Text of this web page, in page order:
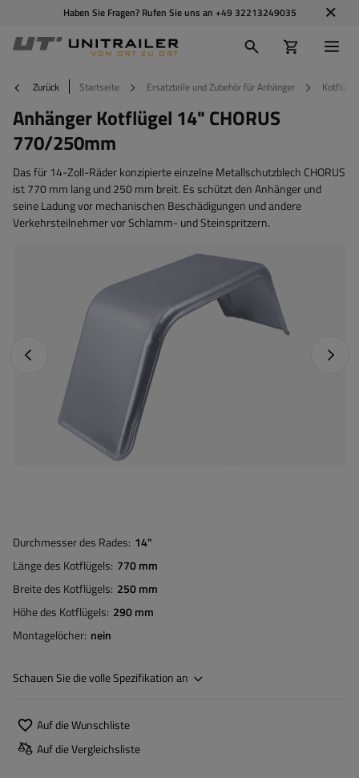
Haben Sie Fragen? Rufen Sie uns an +49 32213249035
Zurück Startseite Ersatzteile und Zubehör für Anhänger
Anhänger Kotflügel 14" CHORUS
770/250mm
Das für 14-Zoll-Räder konzipierte einzelne Metallschutzblech CHORUS
ist 770 mm lang und 250 mm breit. Es schützt den Anhänger und
seine Ladung vor mechanischen Beschädigungen und andere
Verkehrsteilnehmer vor Schlamm- und Steinspritzern.
Vorheriges Foto
Durchmesser des Rades 14"
Länge des Kotflügels 770 mm
Breite des Kotflügels 250 mm
Höhe des Kotflügels 290 mm
Montagelöcher nein
Schauen Sie die volle Spezifikation an
Auf die Wunschliste
Auf die Vergleichsliste